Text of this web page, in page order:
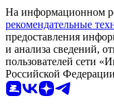
На информационном
рекомендательные
предоставления
и анализа сведений,
пользователей сети
Российской